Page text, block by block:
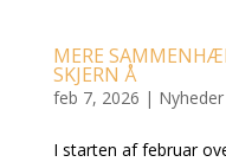
MERE
SKJERN Å
feb 7, 2026 | Nyheder
I starten af februar